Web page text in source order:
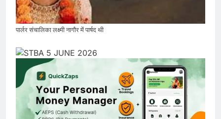
पार्लर संचालिका लक्ष्मी नागौर में पार्षद थी